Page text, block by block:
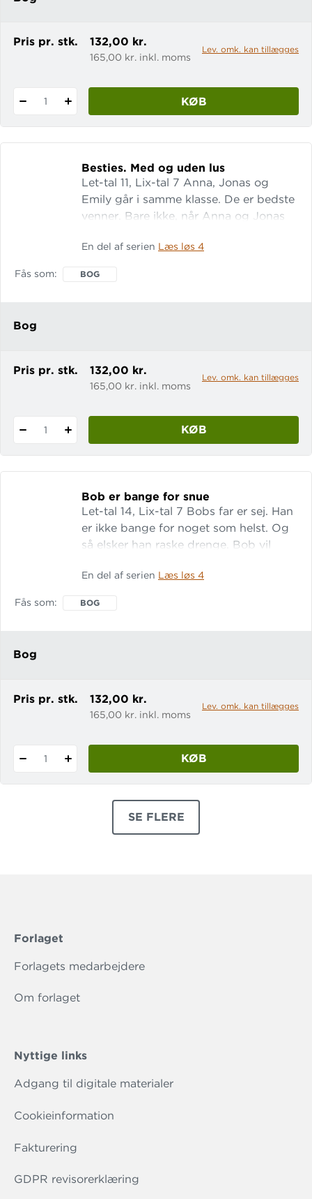
Pris pr. stk. 132,00 kr.
165,00 kr. inkl. moms
Lev. omk. kan tillægges
1 KØB
Besties. Med og uden lus
Let-tal 11, Lix-tal 7 Anna, Jonas og
Emily går i samme klasse. De er bedste
venner. Bare ikke, når Anna og Jonas
har lus. En lille bog om store følelser.
En del af serien Læs løs 4
Fås som BOG
Bog
Pris pr. stk. 132,00 kr.
165,00 kr. inkl. moms
Lev. omk. kan tillægges
1 KØB
Bob er bange for snue
Let-tal 14, Lix-tal 7 Bobs far er sej. Han
er ikke bange for noget som helst. Og
så elsker han raske drenge. Bob vil
Men Bob er bange for alt! Måske især
En del af serien Læs løs 4
Fås som BOG
Bog
Pris pr. stk. 132,00 kr.
165,00 kr. inkl. moms
Lev. omk. kan tillægges
1 KØB
SE FLERE
PRODUKTER
Forlaget
Forlagets medarbejdere
Om forlaget
Nyttige links
Adgang til digitale materialer
Cookieinformation
Fakturering
GDPR revisorerklæring